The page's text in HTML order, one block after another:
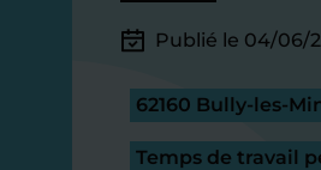
Publié le 04/06/
62160 Bully-les-
Temps de travail